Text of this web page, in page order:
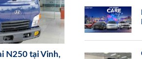
N250 tại Vinh,